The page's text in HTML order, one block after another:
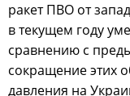
ракет ПВО от
в текущем году
сравнению с
сокращение этих
давления на